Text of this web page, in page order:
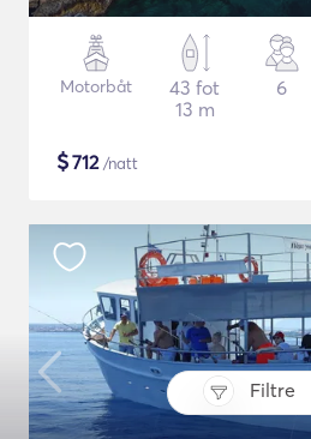
Filtre
Motorbåt
43 fot
13 m
6
$712/natt